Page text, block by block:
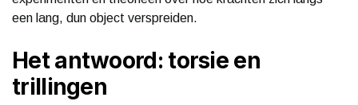
een lang, dun object verspreiden.
Het antwoord: torsie en
trillingen